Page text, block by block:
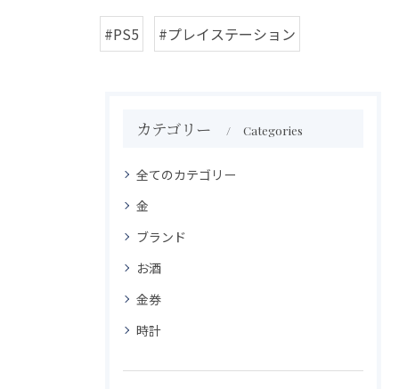
#PS5 #プレイステーション
カテゴリー Categories
全てのカテゴリー
金
ブランド
お酒
金券
時計